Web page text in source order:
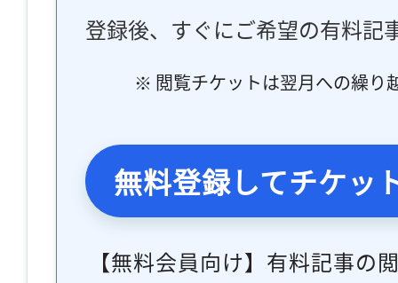
登録後、すぐにご希望の有料記
※ 閲覧チケットは翌月への繰り
無料登録してチケッ
【無料会員向け】有料記事の